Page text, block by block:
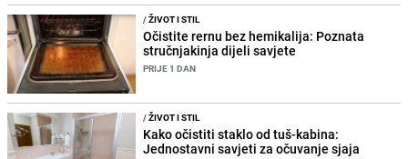
/ŽIVOT I STIL
Očistite rernu bez hemikalija: Poznata
stručnjakinja dijeli savjete
PRIJE 1 DAN
/ŽIVOT I STIL
Kako očistiti staklo od tuš-kabina:
Jednostavni savjeti za očuvanje sjaja